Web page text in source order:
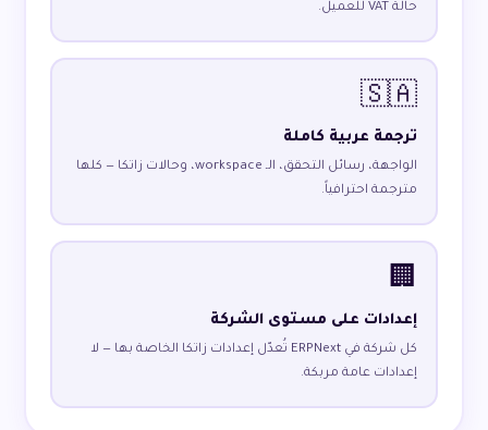
حالة VAT للعميل.
🇸🇦
ترجمة عربية كاملة
الواجهة، رسائل التحقق، الـ workspace، وحالات زاتكا — كلها
مترجمة احترافياً.
🏢
إعدادات على مستوى الشركة
كل شركة في ERPNext تُعدّل إعدادات زاتكا الخاصة بها — لا
إعدادات عامة مربكة.